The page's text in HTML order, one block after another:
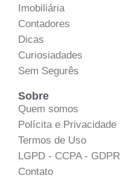
Imobiliária
Contadores
Dicas
Curiosiadades
Sem Segurês
Sobre
Quem somos
Polícita e Privacidade
Termos de Uso
LGPD - CCPA - GDPR
Contato